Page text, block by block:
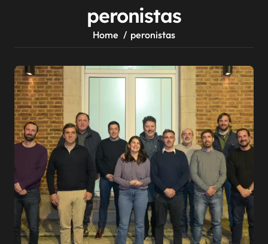
peronistas
Home peronistas